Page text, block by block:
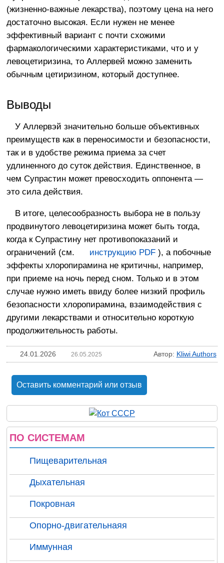
(жизненно-важные лекарства), поэтому цена на него
достаточно высокая. Если нужен не менее
эффективный вариант с почти схожими
фармакологическими характеристиками, что и у
левоцетиризина, то Аллервей можно заменить
обычным цетиризином, который доступнее.
Выводы
У Аллервэй значительно больше объективных
преимуществ как в переносимости и безопасности,
так и в удобстве режима приема за счет
удлиненного до суток действия. Единственное, в
чем Супрастин может превосходить оппонента —
это сила действия.
В итоге, целесообразность выбора не в пользу
продвинутого левоцетиризина может быть тогда,
когда к Супрастину нет противопоказаний и
ограничений (см.
инструкцию PDF ), а побочные
эффекты хлоропирамина не критичны, например,
при приеме на ночь перед сном. Только и в этом
случае нужно иметь ввиду более низкий профиль
безопасности хлоропирамина, взаимодействия с
другими лекарствами и относительно короткую
продолжительность работы.
24.01.2026 26.05.2025 Автор: Kliwi Authors
Оставить комментарий или отзыв
ПО СИСТЕМАМ
Пищеварительная
Дыхательная
Покровная
Опорно-двигательнаяя
Иммунная